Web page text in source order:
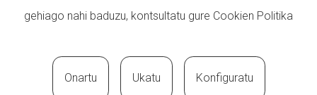
gehiago nahi baduzu, kontsultatu gure Cookien Politika
Onartu Ukatu Konfiguratu